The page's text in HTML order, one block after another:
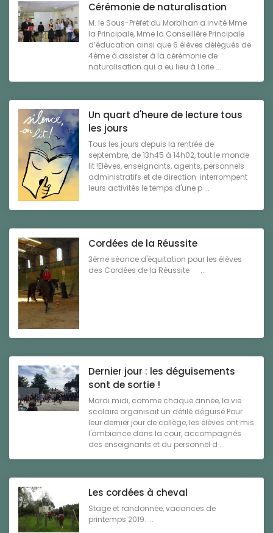
Cérémonie de naturalisation
M. le Sous-Préfet du Morbihan a invité Mme
la Principale, Mme la Conseillère Principale
d’éducation ainsi que 6 élèves délégués de
4ème à assister à la cérémonie de
naturalisation qui a eu lieu à Lorie ...
Un quart d'heure de lecture tous
les jours
Tous les jours depuis la rentrée de
septembre, de 13h45 à 14h02, tout le monde
lit !Elèves, enseignants, agents, personnels
administratifs et de direction interrompent
leurs activités le temps d'une p ...
Cordées de la Réussite
3ème séance d'équitation pour les élèves
des Cordées de la Réussite ...
Dernier jour : les déguisements
sont de sortie !
Mardi midi, comme chaque année, la vie
scolaire organisait un défilé déguisé.Pour
leur dernier jour de collège, les élèves ont mis
l'ambiance dans la cour, accompagnés
des enseignants et du personnel d ...
Les cordées à cheval
Stage et randonnée, vacances de
printemps 2019. ...